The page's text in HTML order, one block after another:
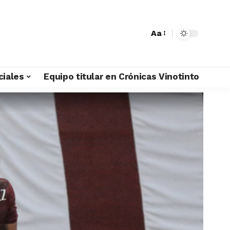
Aa
Equipo titular en Crónicas Vinotinto